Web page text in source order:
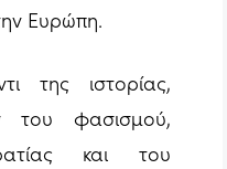
Ευρώπη.
της ιστορίας,
του φασισμού,
και του